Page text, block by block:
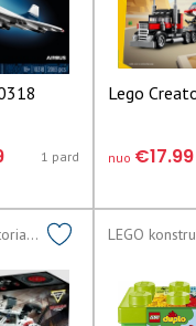
1 pard
Lego
nuo €17.99
LEGO konstruktoriai lego